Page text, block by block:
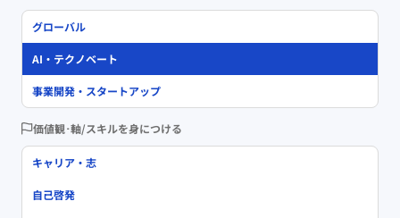
グローバル
AI・テクノベート
事業開発・スタートアップ
価値観･軸/スキルを身につける
キャリア・志
自己啓発